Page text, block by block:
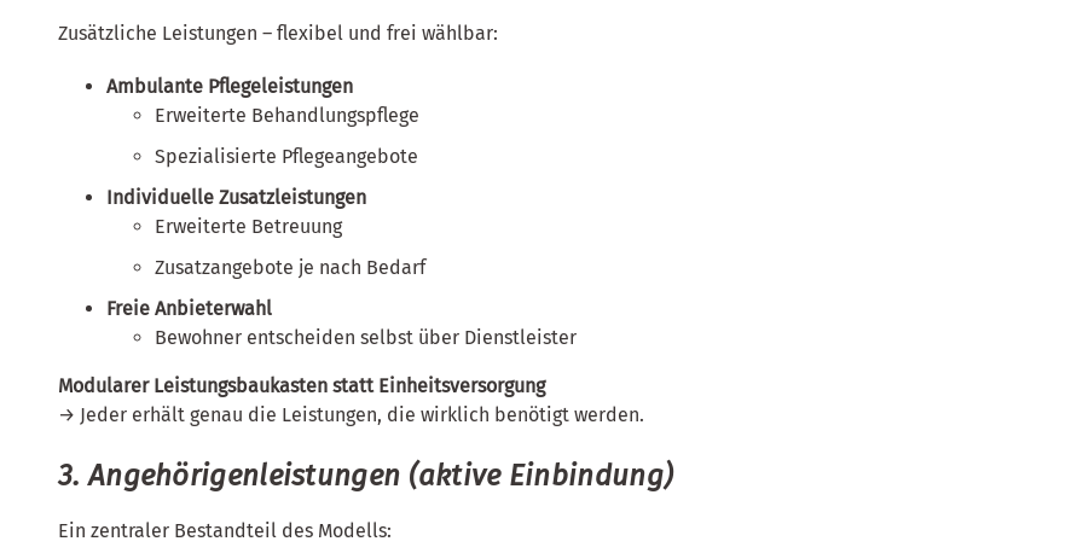
Zusätzliche Leistungen – flexibel und frei wählbar:
Ambulante Pflegeleistungen
Erweiterte Behandlungspflege
Spezialisierte Pflegeangebote
Individuelle Zusatzleistungen
Erweiterte Betreuung
Zusatzangebote je nach Bedarf
Freie Anbieterwahl
Bewohner entscheiden selbst über Dienstleister
Modularer Leistungsbaukasten statt Einheitsversorgung
→ Jeder erhält genau die Leistungen, die wirklich benötigt werden.
3. Angehörigenleistungen (aktive Einbindung)
Ein zentraler Bestandteil des Modells: